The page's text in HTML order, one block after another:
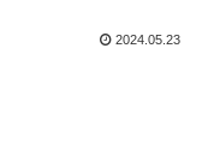
2024.05.23